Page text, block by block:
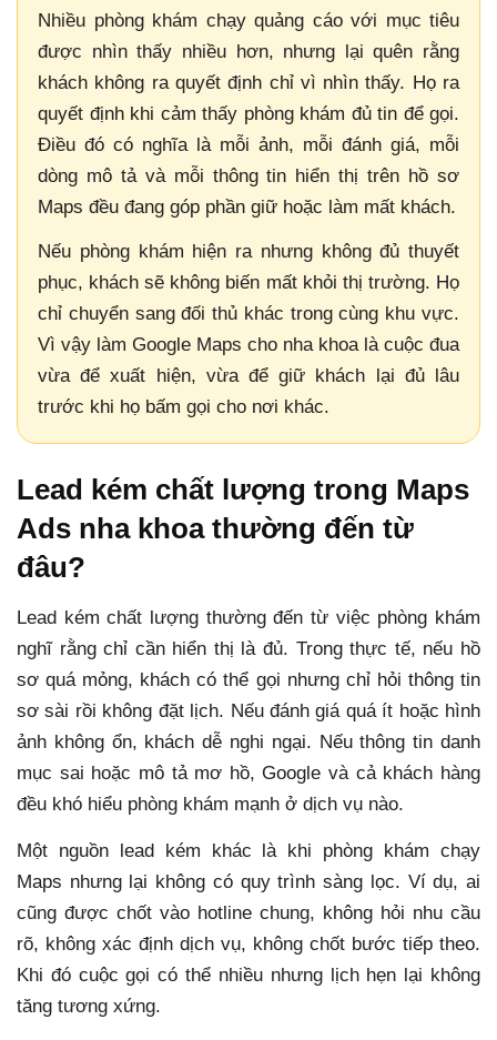
Nhiều phòng khám chạy quảng cáo với mục tiêu
được nhìn thấy nhiều hơn, nhưng lại quên rằng
khách không ra quyết định chỉ vì nhìn thấy. Họ ra
quyết định khi cảm thấy phòng khám đủ tin để gọi.
Điều đó có nghĩa là mỗi ảnh, mỗi đánh giá, mỗi
dòng mô tả và mỗi thông tin hiển thị trên hồ sơ
Maps đều đang góp phần giữ hoặc làm mất khách.
Nếu phòng khám hiện ra nhưng không đủ thuyết
phục, khách sẽ không biến mất khỏi thị trường. Họ
chỉ chuyển sang đối thủ khác trong cùng khu vực.
Vì vậy làm Google Maps cho nha khoa là cuộc đua
vừa để xuất hiện, vừa để giữ khách lại đủ lâu
trước khi họ bấm gọi cho nơi khác.
Lead kém chất lượng trong Maps
Ads nha khoa thường đến từ
đâu?
Lead kém chất lượng thường đến từ việc phòng khám
nghĩ rằng chỉ cần hiển thị là đủ. Trong thực tế, nếu hồ
sơ quá mỏng, khách có thể gọi nhưng chỉ hỏi thông tin
sơ sài rồi không đặt lịch. Nếu đánh giá quá ít hoặc hình
ảnh không ổn, khách dễ nghi ngại. Nếu thông tin danh
mục sai hoặc mô tả mơ hồ, Google và cả khách hàng
đều khó hiểu phòng khám mạnh ở dịch vụ nào.
Một nguồn lead kém khác là khi phòng khám chạy
Maps nhưng lại không có quy trình sàng lọc. Ví dụ, ai
cũng được chốt vào hotline chung, không hỏi nhu cầu
rõ, không xác định dịch vụ, không chốt bước tiếp theo.
Khi đó cuộc gọi có thể nhiều nhưng lịch hẹn lại không
tăng tương xứng.